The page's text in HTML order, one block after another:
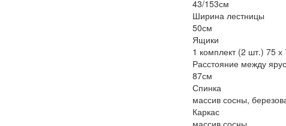
43/153см
Ширина лестницы
50см
Ящики
1 комплект (2 шт.) 75 х
Расстояние между
87см
Спинка
массив сосны,
Каркас